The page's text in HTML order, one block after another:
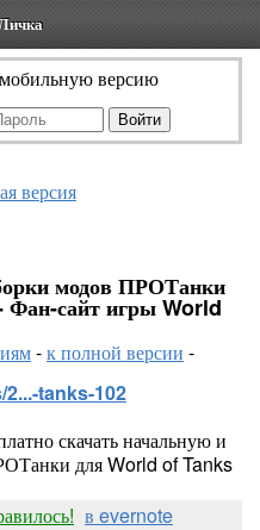
версию
версия
модов ПРОТанки
сайт игры World
-к полной версии -
tanks-102
скачать начальную и
для World of Tanks
в evernote